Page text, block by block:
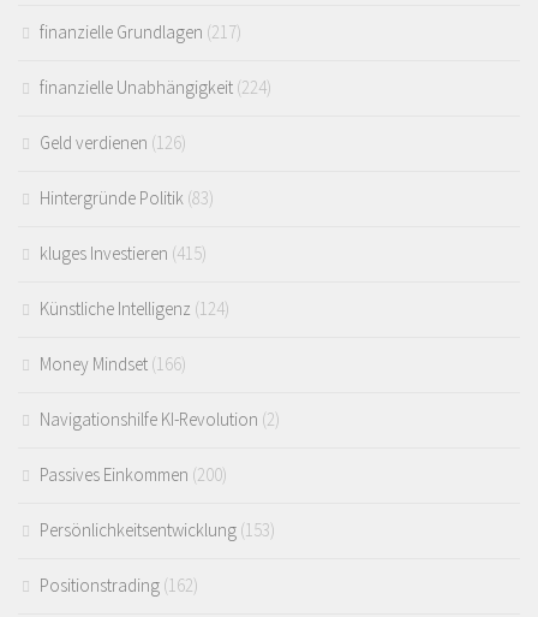
finanzielle Grundlagen (217)
finanzielle Unabhängigkeit (224)
Geld verdienen (126)
Hintergründe Politik (83)
kluges Investieren (415)
Künstliche Intelligenz (124)
Money Mindset (166)
Navigationshilfe KI-Revolution (2)
Passives Einkommen (200)
Persönlichkeitsentwicklung (153)
Positionstrading (162)